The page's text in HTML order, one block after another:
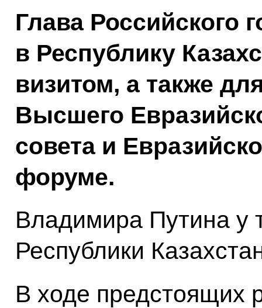
Глава Российского
в Республику
визитом, а также
Высшего
совета и
форуме.
Владимира Путина у
Республики
В ходе предстоящих